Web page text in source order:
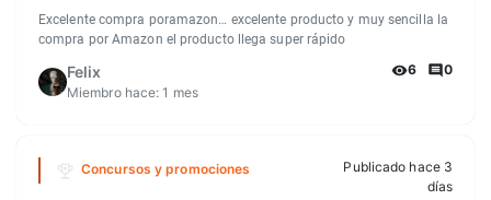
Excelente compra poramazon… excelente producto y muy sencilla la
compra por Amazon el producto llega super rápido
Felix
Miembro hace:1 mes
6 0
Concursos y promociones
Publicado hace 3
días